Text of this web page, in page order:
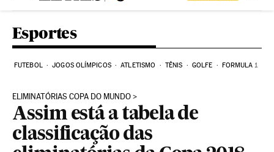
Esportes
FUTEBOL JOGOS OLÍMPICOS ATLETISMO TÊNIS GOLFE FORMULA 1
ELIMINATÓRIAS COPA DO MUNDO
Assim está a tabela de
classificação das